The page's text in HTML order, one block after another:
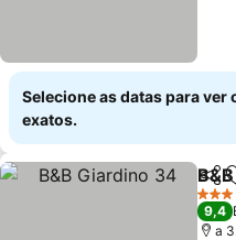
Selecione as datas para ver
exatos.
3
9,4
a